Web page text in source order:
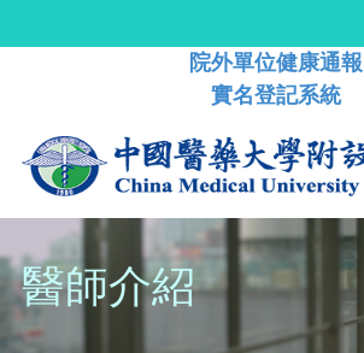
院外單位健康通報
實名登記系統
醫師介紹